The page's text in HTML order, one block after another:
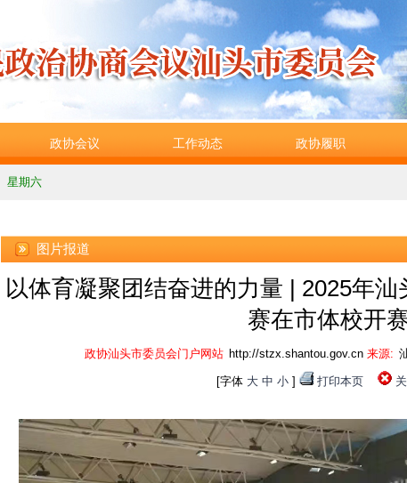
政协会议 工作动态 政协履职
星期六
图片报道
以体育凝聚团结奋进的力量 | 2025年
赛在市体校开
政协汕头市委员会门户网站 http://stzx.shantou.gov.cn 来源:
[字体 大 中 小 ] 打印本页